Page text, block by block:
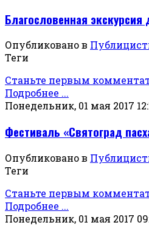
Благословенная
Опубликовано в
Теги
Станьте первым
Подробнее ...
Понедельник, 01 мая 2017
Фестиваль «Святоград
Опубликовано в
Теги
Станьте первым
Подробнее ...
Понедельник, 01 мая 2017